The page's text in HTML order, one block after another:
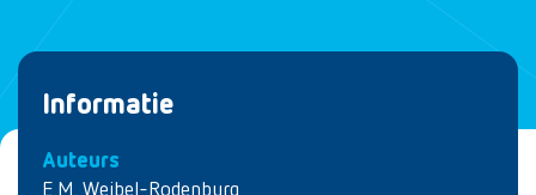
Informatie
Auteurs
E.M. Weibel-Rodenburg